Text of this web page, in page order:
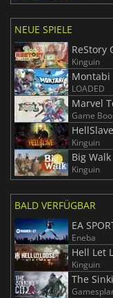
NEUE SPIELE
ReStory
Kinguin
Montabi
LOADED
Marvel
Game
Kinguin
Big Walk
Kinguin
BALD VERFÜGBAR
EA
Eneba
Hell Let
Kinguin
The